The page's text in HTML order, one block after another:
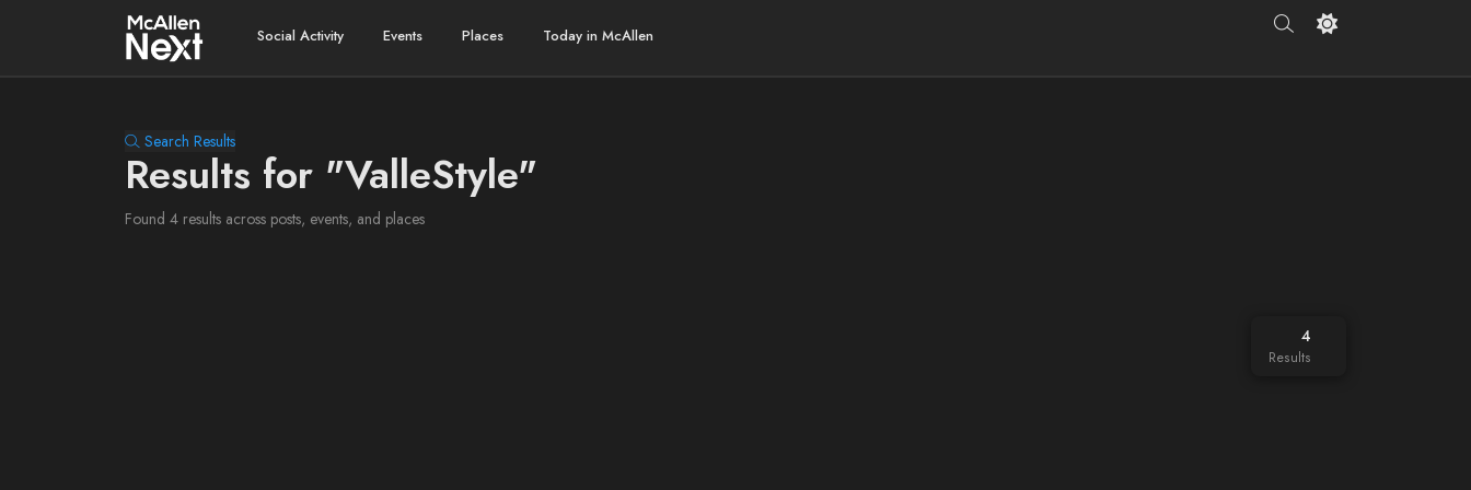
Social Activity Events Places Today in McAllen
Search Results
Results for "ValleStyle"
Found 4 results across posts, events, and places
4
Results